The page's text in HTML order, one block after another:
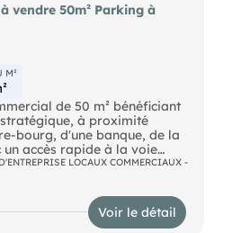
vendre 50m² Parking à
M²
de 50 m² bénéficiant
à proximité
bourg, d'une banque, de la
un accès rapide à la voie
d'aménagement, offre de
d'exploitation pour une
Sa belle vitrine renforce la
son parking privatif situé
LOCAUX COMMERCIAUX -
Voir le détail